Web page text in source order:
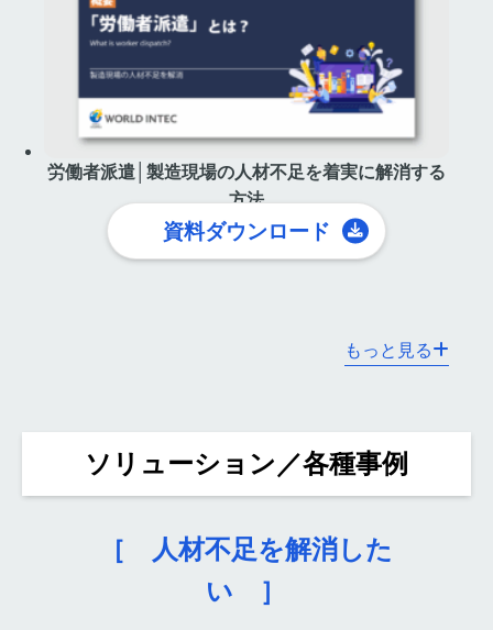
労働者派遣│製造現場の人材不足を着実に解消する
方法
資料ダウンロード
もっと見る
ソリューション／各種事例
［ 人材不足を解消した
い ］